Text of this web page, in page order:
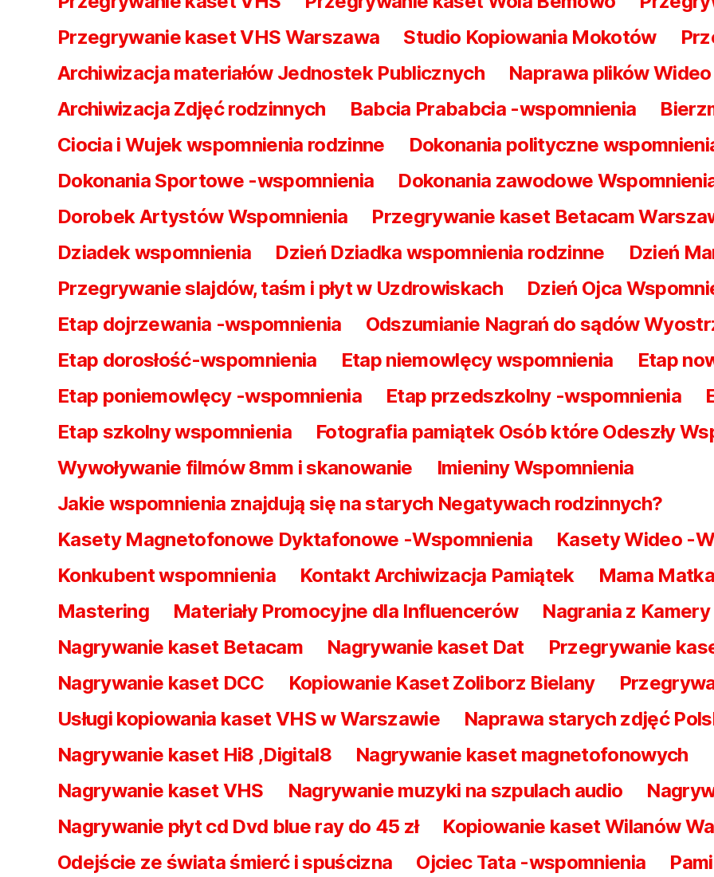
Przegrywanie kaset VHS Warszawa
Studio Kopiowania Mokotów
Archiwizacja materiałów Jednostek Publicznych
Naprawa plików
Archiwizacja Zdjęć rodzinnych
Babcia Prababcia -wspomnienia
Ciocia i Wujek wspomnienia rodzinne
Dokonania polityczne
Dokonania Sportowe -wspomnienia
Dokonania zawodowe
Dorobek Artystów Wspomnienia
Przegrywanie kaset Betacam
Dziadek wspomnienia
Dzień Dziadka wspomnienia rodzinne
Dzień
Przegrywanie slajdów, taśm i płyt w Uzdrowiskach
Dzień Ojca
Etap dojrzewania -wspomnienia
Odszumianie Nagrań do sądów
Etap dorosłość-wspomnienia
Etap niemowlęcy wspomnienia
Etap
Etap poniemowlęcy -wspomnienia
Etap przedszkolny -wspomnienia
Etap szkolny wspomnienia
Fotografia pamiątek Osób które Odeszły
Wywoływanie filmów 8mm i skanowanie
Imieniny Wspomnienia
Jakie wspomnienia znajdują się na starych Negatywach rodzinnych?
Kasety Magnetofonowe Dyktafonowe -Wspomnienia
Kasety Wideo -
Konkubent wspomnienia
Kontakt Archiwizacja Pamiątek
Mama
Mastering
Materiały Promocyjne dla Influencerów
Nagrania z
Nagrywanie kaset Betacam
Nagrywanie kaset Dat
Przegrywanie
Nagrywanie kaset DCC
Kopiowanie Kaset Zoliborz Bielany
Usługi kopiowania kaset VHS w Warszawie
Naprawa starych zdjęć
Nagrywanie kaset Hi8 ,Digital8
Nagrywanie kaset magnetofonowych
Nagrywanie kaset VHS
Nagrywanie muzyki na szpulach audio
Nagrywanie płyt cd Dvd blue ray do 45 zł
Kopiowanie kaset Wilanów
Odejście ze świata śmierć i spuścizna
Ojciec Tata -wspomnienia